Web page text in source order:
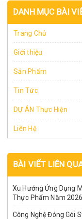
DANH MỤC BÀI
Trang Chủ
Giới thiệu
Sản Phẩm
Tin Tức
DỰ ÁN Thực Hiện
Liên Hệ
BÀI VIẾT LIÊN
Xu Hướng Ứng Dụng
Thực Phẩm Năm 2026
Công Nghệ Đóng Gói